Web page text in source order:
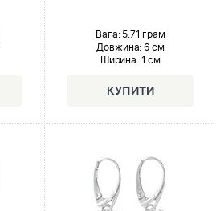
Вага: 5.71 грам
Довжина: 6 см
Ширина: 1 см